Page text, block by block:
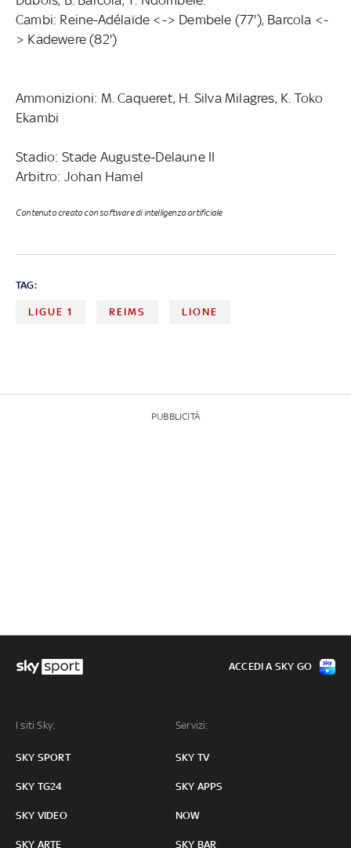
Cambi: Reine-Adélaïde <-> Dembele (77'), Barcola <-
> Kadewere (82')
Ammonizioni: M. Caqueret, H. Silva Milagres, K. Toko
Ekambi
Stadio: Stade Auguste-Delaune II
Arbitro: Johan Hamel
Contenuto creato con software di intelligenza artificiale
TAG:
LIGUE 1 REIMS LIONE
PUBBLICITÀ
I siti Sky:
SKY SPORT
SKY TG24
SKY VIDEO
SKY ARTE
Servizi:
SKY TV
SKY APPS
NOW
SKY BAR
ACCEDI A SKY GO